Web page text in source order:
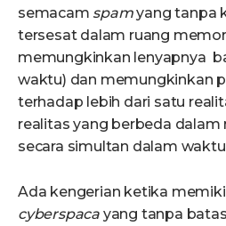
semacam spamyang tanpa
tersesat dalam ruang
memungkinkan lenyapnya
waktu) dan memungkinkan
terhadap lebih dari satu
realitas yang berbeda dalam
secara simultan dalam
Ada kengerian ketika
cyberspaca yang tanpa